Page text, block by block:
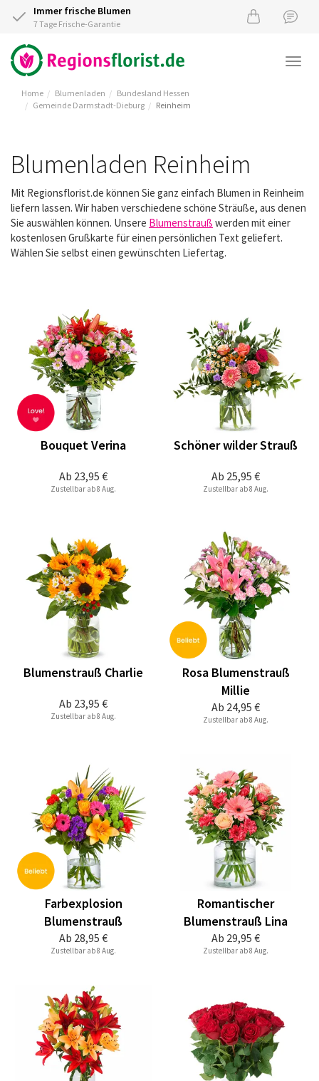
Immer frische Blumen
7 Tage Frische-Garantie
Home Blumenladen
Bundesland Hessen
Gemeinde Darmstadt-Dieburg
Reinheim
Blumenladen Reinheim
Mit Regionsflorist.de können Sie ganz einfach Blumen in Reinheim
liefern lassen. Wir haben verschiedene schöne Sträuße, aus denen
Sie auswählen können. Unsere Blumenstrauß werden mit einer
kostenlosen Grußkarte für einen persönlichen Text geliefert.
Wählen Sie selbst einen gewünschten Liefertag.
Ab 23,95 €
Bouquet Verina
Zustellbar ab 8 Aug.
Ab 25,95 €
Schöner wilder Strauß
Zustellbar ab 8 Aug.
Ab 23,95 €
Blumenstrauß Charlie
Zustellbar ab 8 Aug.
Ab 24,95 €
Rosa Blumenstrauß
Millie
Zustellbar ab 8 Aug.
Ab 28,95 €
Farbexplosion
Blumenstrauß
Zustellbar ab 8 Aug.
Ab 29,95 €
Romantischer
Blumenstrauß Lina
Zustellbar ab 8 Aug.